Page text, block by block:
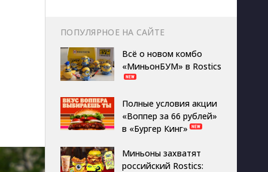
ПОПУЛЯРНОЕ НА САЙТЕ
Всё о новом комбо
«МиньонБУМ» в Rostics
Полные условия акции
«Воппер за 66 рублей»
в «Бургер Кинг»
Миньоны захватят
российский Rostics: